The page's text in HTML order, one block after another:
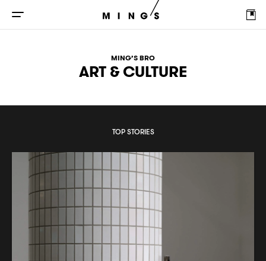
MING’S BRO
ART & CULTURE
TOP STORIES